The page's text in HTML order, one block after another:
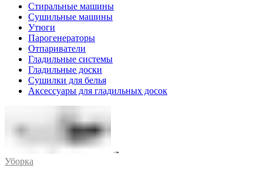
Стиральные машины
Сушильные машины
Утюги
Парогенераторы
Отпариватели
Гладильные системы
Гладильные доски
Сушилки для белья
Аксессуары для гладильных досок
Уборка